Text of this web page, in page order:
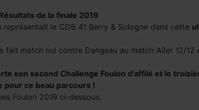
de la finale 2019
le CDB 41 Berry & Sologne dans cette
fait match nul contre Dangeau au match Aller 12/
son second Challenge Foulon d'affilé et le
pour ce beau parcours !
Foulon 2019 ci-dessous.